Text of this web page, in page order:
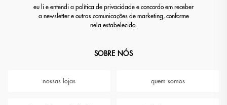
eu li e entendi a política de privacidade e concordo em receber
a newsletter e outras comunicações de marketing, conforme
nela estabelecido.
SOBRE NÓS
nossas lojas quem somos